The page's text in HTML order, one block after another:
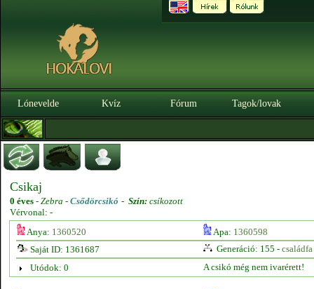
Lónevelde Kvíz Fórum Tagok/lovak
Csikaj
0 éves - Zebra - Csődörcsikó - Szín: csíkozott
Vérvonal: -
Anya: 1360520 Apa: 1360598
Saját ID: 1361687
Generáció: 155 - családfa
Utódok: 0
A csikó még nem ivarérett!